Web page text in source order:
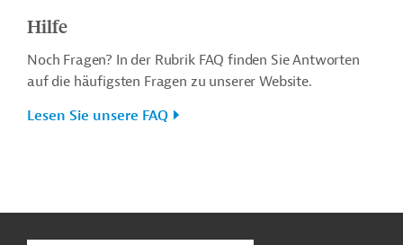
Hilfe
Noch Fragen? In der Rubrik FAQ finden Sie Antworten
auf die häufigsten Fragen zu unserer Website.
Lesen Sie unsere FAQ